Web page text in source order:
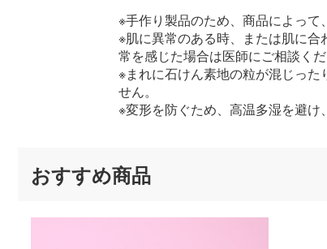
※手作り製品のため、商品によって
※肌に異常のある時、または肌に
常を感じた場合は医師にご相談くだ
※まれに石けん素地の粒が混じっ
せん。
※変形を防ぐため、高温多湿を避け
おすすめ商品